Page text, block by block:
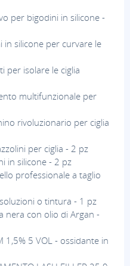
per bigodini in silicone -
in silicone per curvare le
per isolare le ciglia
multifunzionale per
rivoluzionario per ciglia
per ciglia - 2 pz
in silicone - 2 pz
professionale a taglio
o tintura - 1 pz
nera con olio di Argan -
1,5% 5 VOL - ossidante in